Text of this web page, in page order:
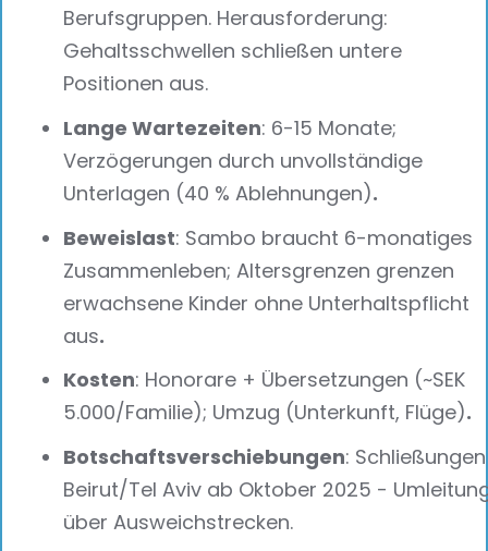
Berufsgruppen. Herausforderung:
Gehaltsschwellen schließen untere
Positionen aus.
Lange Wartezeiten: 6-15 Monate;
Verzögerungen durch unvollständige
Unterlagen (40 % Ablehnungen).‍
Beweislast: Sambo braucht 6-monatiges
Zusammenleben; Altersgrenzen grenzen
erwachsene Kinder ohne Unterhaltspflicht
aus.‍
Kosten: Honorare + Übersetzungen (~SEK
5.000/Familie); Umzug (Unterkunft, Flüge).‍
Botschaftsverschiebungen: Schließungen
Beirut/Tel Aviv ab Oktober 2025 -
über Ausweichstrecken.